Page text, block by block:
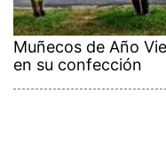
Muñecos de Año
en su confección